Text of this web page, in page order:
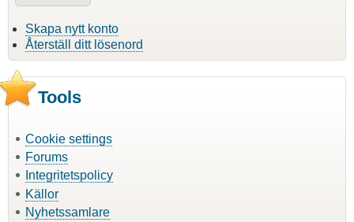
Skapa nytt konto
Återställ ditt lösenord
Tools
Cookie settings
Forums
Integritetspolicy
Källor
Nyhetssamlare